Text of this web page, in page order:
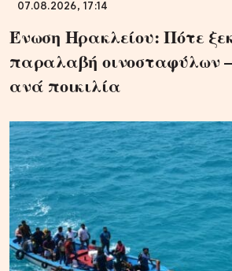
07.08.2026, 17:14
Ένωση Ηρακλείου: Πότε
παραλαβή οινοσταφύλων
ανά ποικιλία